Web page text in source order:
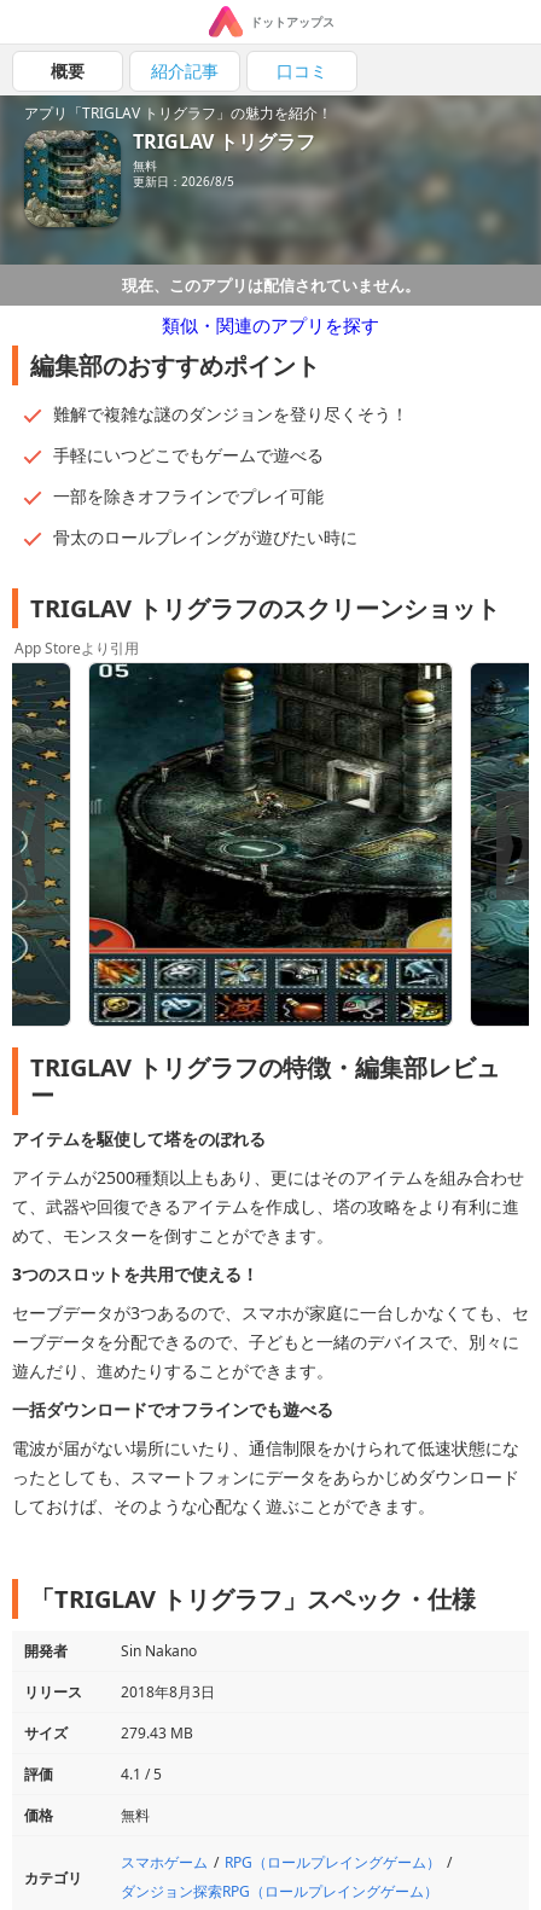
ドットアップス
概要 紹介記事 口コミ
アプリ「TRIGLAV トリグラフ」の魅力を紹介！
TRIGLAV トリグラフ
無料
更新日：2026/8/5
現在、このアプリは配信されていません。
類似・関連のアプリを探す
編集部のおすすめポイント
難解で複雑な謎のダンジョンを登り尽くそう！
手軽にいつどこでもゲームで遊べる
一部を除きオフラインでプレイ可能
骨太のロールプレイングが遊びたい時に
TRIGLAV トリグラフのスクリーンショット
App Storeより引用
TRIGLAV トリグラフの特徴・編集部レビュ
ー
アイテムを駆使して塔をのぼれる
アイテムが2500種類以上もあり、更にはそのアイテムを組み合わせ
て、武器や回復できるアイテムを作成し、塔の攻略をより有利に進
めて、モンスターを倒すことができます。
3つのスロットを共用で使える！
セーブデータが3つあるので、スマホが家庭に一台しかなくても、セ
ーブデータを分配できるので、子どもと一緒のデバイスで、別々に
遊んだり、進めたりすることができます。
一括ダウンロードでオフラインでも遊べる
電波が届がない場所にいたり、通信制限をかけられて低速状態にな
ったとしても、スマートフォンにデータをあらかじめダウンロード
しておけば、そのような心配なく遊ぶことができます。
「TRIGLAV トリグラフ」スペック・仕様
開発者
Sin Nakano
リリース
2018年8月3日
サイズ
279.43 MB
評価
4.1 / 5
価格
無料
カテゴリ
スマホゲーム
RPG（ロールプレイングゲーム）
ダンジョン探索RPG（ロールプレイングゲーム）